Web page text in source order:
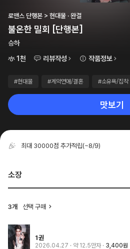
로맨스 단행본 > 현대물 · 완결
불온한 밀회 [단행본]
승하
1천
리뷰작성 작품정보
#현대물 #계약연애/결혼 #소유욕/집착
맛보기
최대 30000점 추가적립(~8/9)
소장
3개 선택 구매
1권
2026.04.27 · 약 12.5만자 3,400원